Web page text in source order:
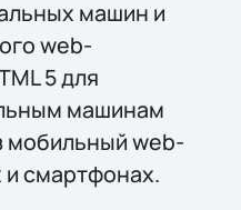
машин и
web-
5 для
машинам
мобильный web-
смартфонах.